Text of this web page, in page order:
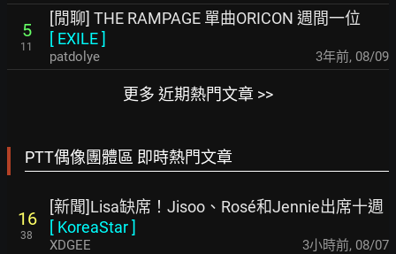
5
11
[閒聊] THE RAMPAGE 單曲ORICON 週間一位
[ EXILE]
patdolye 3年前, 08/09
更多 近期熱門文章 >>
PTT偶像團體區 即時熱門文章
16
38
[新聞]Lisa缺席！Jisoo、Rosé和Jennie出席十週
[ KoreaStar]
XDGEE 3小時前, 08/07